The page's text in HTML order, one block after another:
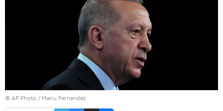
© AP Photo / Manu Fernandez